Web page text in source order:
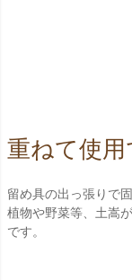
重ねて使
留め具の出っ張りで
植物や野菜等、土嵩
です。